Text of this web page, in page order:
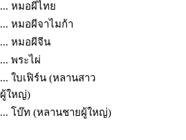
... หมอผีไทย
... หมอผีจาไมก้า
... หมอผีจีน
... พระไผ่
... ใบเฟิร์น (หลานสาว
ผู้ใหญ่)
... โบ๊ท (หลานชายผู้ใหญ่)